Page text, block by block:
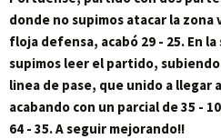
donde no supimos atacar la
floja defensa, acabó 29 - 25. En
supimos leer el partido,
linea de pase, que unido a llegar
acabando con un parcial de 35 -
64 - 35. A seguir mejorando!!